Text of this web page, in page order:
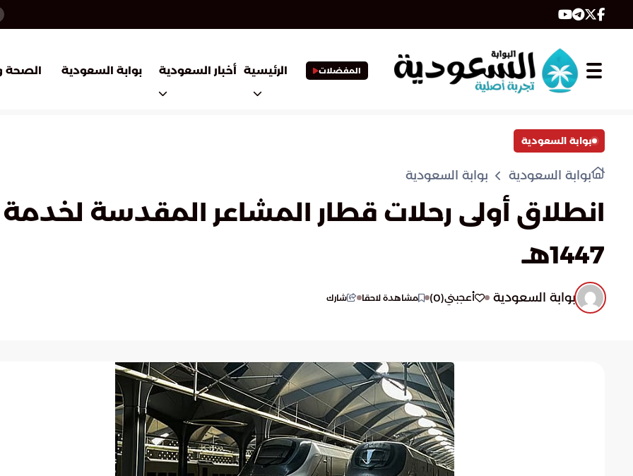
المفضلات الرئيسية أخبار السعودية بوابة السعودية الصحة
بوابة السعودية
بوابة السعودية بوابة السعودية
انطلاق أولى رحلات قطار المشاعر المقدسة
1447هـ
بوابة السعودية أعجبني(
0
) مشاهدة لاحقا شارك